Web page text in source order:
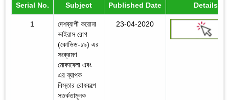
Serial No. Subject Published Date Details
1
দেশব্যাপী করোনা
ভাইরাস রোগ
(কোভিড-১৯) এর
সংক্রমণ
মোকাবেলা এবং
এর ব্যাপক
বিস্তার রোধকল্পে
সতর্কতামূলক
23-04-2020